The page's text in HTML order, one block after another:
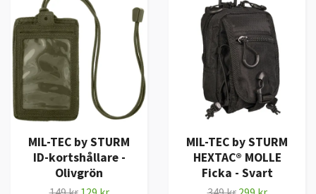
MIL-TEC by STURM
ID-kortshållare -
Olivgrön
MIL-TEC by STURM
HEXTAC® MOLLE
Ficka - Svart